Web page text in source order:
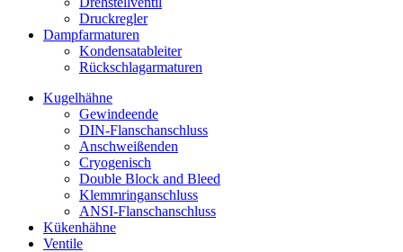
Druckregler
Dampfarmaturen
Kondensatableiter
Rückschlagarmaturen
Kugelhähne
Gewindeende
DIN-Flanschanschluss
Anschweißenden
Cryogenisch
Double Block and Bleed
Klemmringanschluss
ANSI-Flanschanschluss
Kükenhähne
Ventile